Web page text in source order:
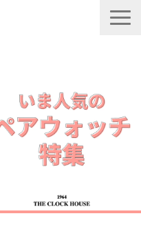
ナルウォッチ
換
トア